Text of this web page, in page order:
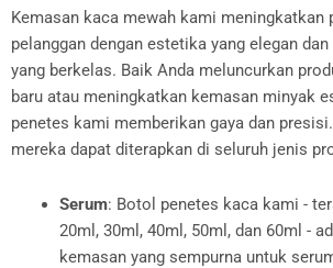
Kemasan kaca mewah kami meningkatkan
pelanggan dengan estetika yang elegan
yang berkelas. Baik Anda meluncurkan
baru atau meningkatkan kemasan minyak
penetes kami memberikan gaya dan
mereka dapat diterapkan di seluruh jenis
Serum: Botol penetes kaca kami -
20ml, 30ml, 40ml, 50ml, dan 60ml -
kemasan yang sempurna untuk